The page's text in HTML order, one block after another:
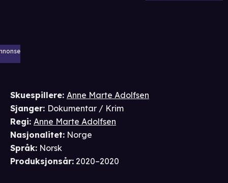
Skuespillere: Anne Marte Adolfsen
Sjanger: Dokumentar / Krim
Regi: Anne Marte Adolfsen
Nasjonalitet: Norge
Språk: Norsk
Produksjonsår: 2020–2020